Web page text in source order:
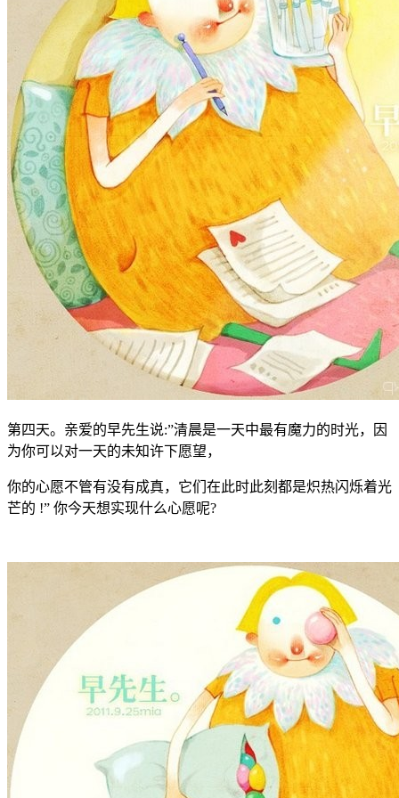
第四天。亲爱的早先生说:”清晨是一天中最有魔力的时光，因
为你可以对一天的未知许下愿望，
你的心愿不管有没有成真，它们在此时此刻都是炽热闪烁着光
芒的 !” 你今天想实现什么心愿呢?